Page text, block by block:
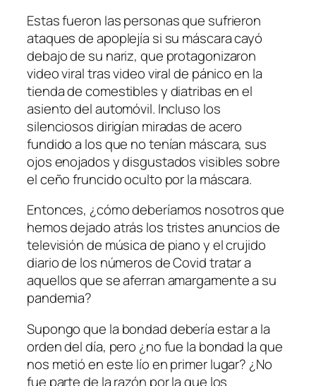
Estas fueron las personas que sufrieron
ataques de apoplejía si su máscara cayó
debajo de su nariz, que protagonizaron
video viral tras video viral de pánico en la
tienda de comestibles y diatribas en el
asiento del automóvil. Incluso los
silenciosos dirigían miradas de acero
fundido a los que no tenían máscara, sus
ojos enojados y disgustados visibles sobre
el ceño fruncido oculto por la máscara.
Entonces, ¿cómo deberíamos nosotros que
hemos dejado atrás los tristes anuncios de
televisión de música de piano y el crujido
diario de los números de Covid tratar a
aquellos que se aferran amargamente a su
pandemia?
Supongo que la bondad debería estar a la
orden del día, pero ¿no fue la bondad la que
nos metió en este lío en primer lugar? ¿No
fue parte de la razón por la que los